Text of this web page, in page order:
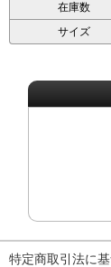
在庫数
サイズ
特定商取引法に